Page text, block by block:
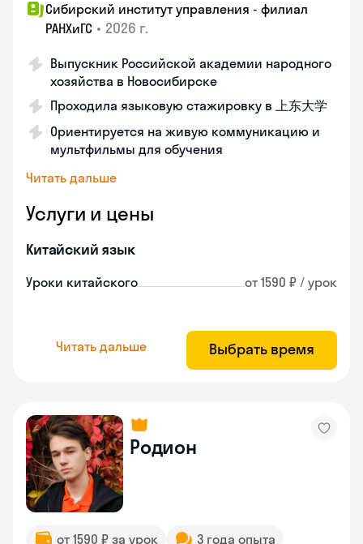
Сибирский институт управления - филиал
РАНХиГС • 2026 г.
Выпускник Российской академии народного
хозяйства в Новосибирске
Проходила языковую стажировку в 上东大学
Ориентируется на живую коммуникацию и
мультфильмы для обучения
Читать дальше
Услуги и цены
Китайский язык
Уроки китайского от 1590 ₽ / урок
Читать дальше Выбрать время
Родион
от 1590 ₽ за урок 3 года опыта